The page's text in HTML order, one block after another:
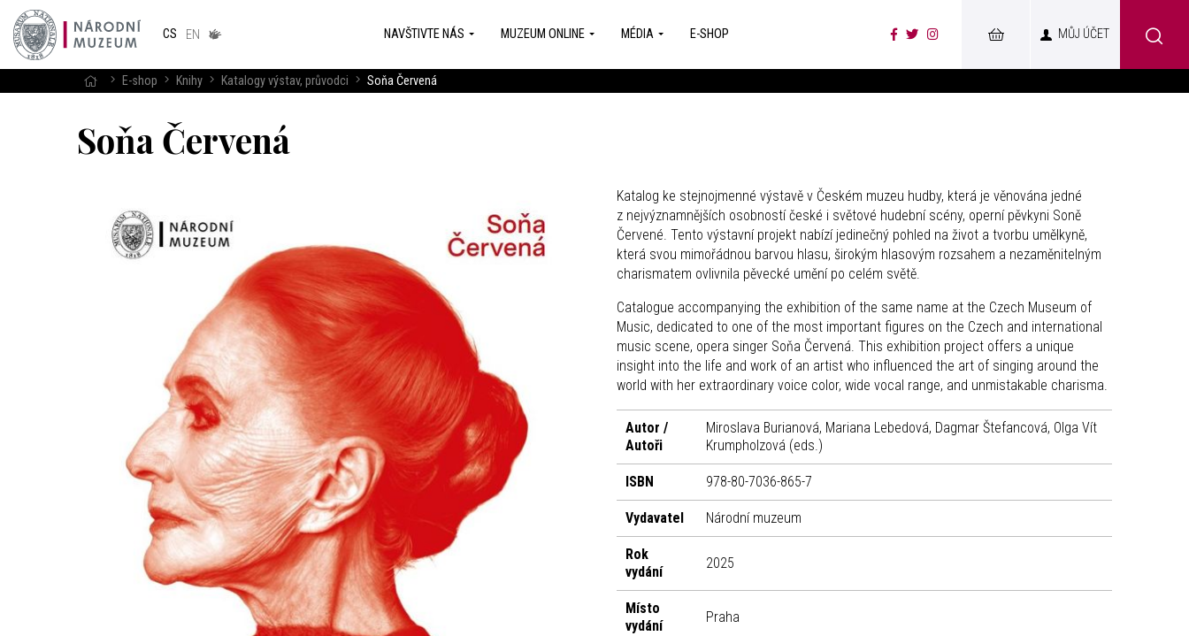
CS EN
v českém
NAVŠTIVTE NÁS MUZEUM ONLINE MÉDIA E-SHOP MŮJ ÚČET
E-shop Knihy Katalogy výstav, průvodci Soňa Červená
Soňa Červená
Katalog ke stejnojmenné výstavě v Českém muzeu hudby, která je věnována jedné
z nejvýznamnějších osobností české i světové hudební scény, operní pěvkyni Soně
Červené. Tento výstavní projekt nabízí jedinečný pohled na život a tvorbu umělkyně,
která svou mimořádnou barvou hlasu, širokým hlasovým rozsahem a nezaměnitelným
charismatem ovlivnila pěvecké umění po celém světě.
Catalogue accompanying the exhibition of the same name at the Czech Museum of
Music, dedicated to one of the most important figures on the Czech and international
music scene, opera singer Soňa Červená. This exhibition project offers a unique
insight into the life and work of an artist who influenced the art of singing around the
world with her extraordinary voice color, wide vocal range, and unmistakable charisma.
Autor /
Autoři
Miroslava Burianová, Mariana Lebedová, Dagmar Štefancová, Olga Vít
Krumpholzová (eds.)
ISBN 978-80-7036-865-7
Vydavatel Národní muzeum
Rok
vydání
2025
Místo
vydání
Praha